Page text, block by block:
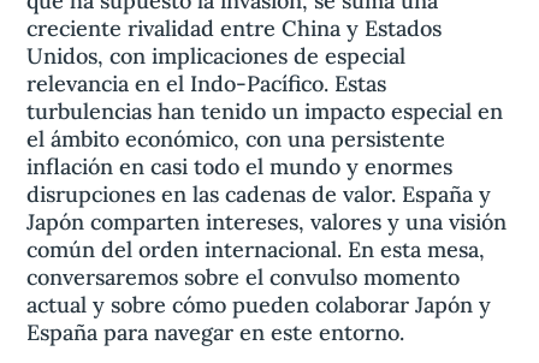
creciente rivalidad entre China y Estados
Unidos, con implicaciones de especial
relevancia en el Indo-Pacífico. Estas
turbulencias han tenido un impacto especial en
el ámbito económico, con una persistente
inflación en casi todo el mundo y enormes
disrupciones en las cadenas de valor. España y
Japón comparten intereses, valores y una visión
común del orden internacional. En esta mesa,
conversaremos sobre el convulso momento
actual y sobre cómo pueden colaborar Japón y
España para navegar en este entorno.